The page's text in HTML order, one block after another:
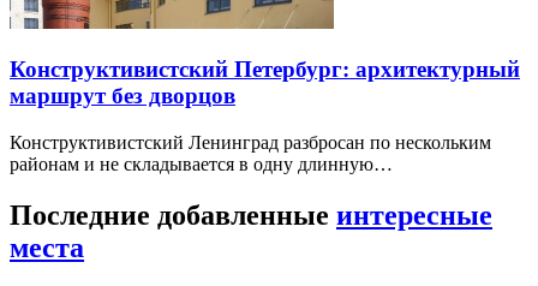
Конструктивистский Петербург: архитектурный
маршрут без дворцов
Конструктивистский Ленинград разбросан по нескольким
районам и не складывается в одну длинную…
Последние добавленные интересные
места